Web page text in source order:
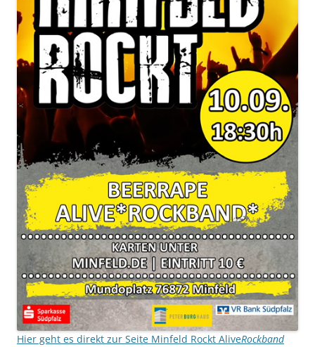
Hier geht es direkt zur Seite Minfeld Rockt AliveRockband